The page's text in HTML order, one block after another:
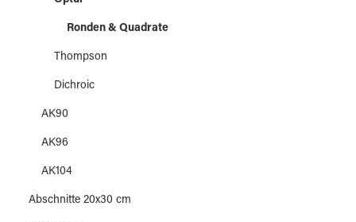
Ronden & Quadrate
Thompson
Dichroic
AK90
AK96
AK104
Abschnitte 20x30 cm